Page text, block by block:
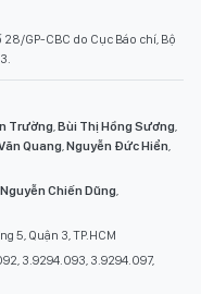
GP-CBC do Cục Báo chí, Bộ
Trường Bùi Thị Hồng Sương
Quang Nguyễn Đức Hiển
Nguyễn Chiến Dũng
5, Quận 3, TP.HCM
3.9294.093, 3.9294.097,